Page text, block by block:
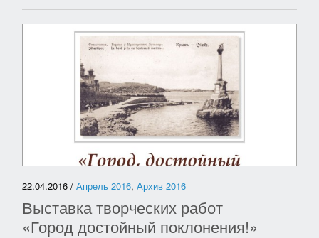
22.04.2016 / Апрель 2016, Архив 2016
Выставка творческих работ
«Город достойный поклонения!»